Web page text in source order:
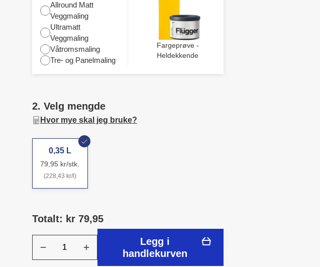
Allround Matt
Veggmaling
Ultramatt
Veggmaling
Våtromsmaling
Tre- og Panelmaling
Fargeprøve -
Heldekkende
2. Velg mengde
Hvor mye skal jeg bruke?
0,35 L
79,95 kr/stk.
(228,43 kr/l)
Totalt: kr 79,95
Legg i
handlekurven